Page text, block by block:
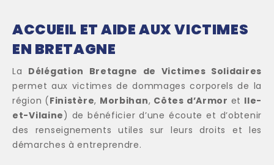
ACCUEIL ET AIDE AUX VICTIMES
EN BRETAGNE
La Délégation Bretagne de Victimes Solidaires
permet aux victimes de dommages corporels de la
région ( Finistère, Morbihan, Côtes d’Armor et Ile-
et-Vilaine) de bénéficier d’une écoute et d’obtenir
des renseignements utiles sur leurs droits et les
démarches à entreprendre.